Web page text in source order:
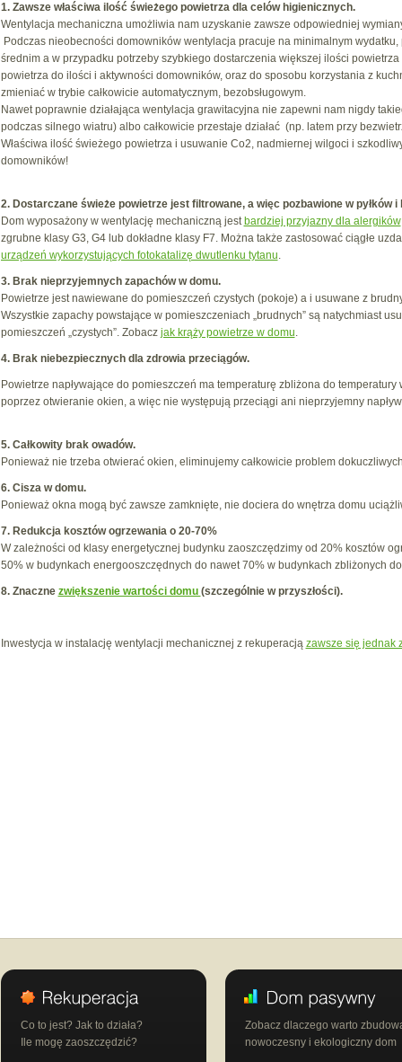
1. Zawsze właściwa ilość świeżego powietrza dla celów higienicznych.
Wentylacja mechaniczna umożliwia nam uzyskanie zawsze odpowiedniej
Podczas nieobecności domowników wentylacja pracuje na minimalnym
średnim a w przypadku potrzeby szybkiego dostarczenia większej ilości
powietrza do ilości i aktywności domowników, oraz do sposobu korzystania z
zmieniać w trybie całkowicie automatycznym, bezobsługowym.
Nawet poprawnie działająca wentylacja grawitacyjna nie zapewni nam nigdy
podczas silnego wiatru) albo całkowicie przestaje działać (np. latem przy
Właściwa ilość świeżego powietrza i usuwanie Co2, nadmiernej wilgoci i
domowników!
2. Dostarczane świeże powietrze jest filtrowane, a więc pozbawione w pyłków i
Dom wyposażony w wentylację mechaniczną jest bardziej przyjazny dla alergików
zgrubne klasy G3, G4 lub dokładne klasy F7. Można także zastosować ciągłe
urządzeń wykorzystujących fotokatalizę dwutlenku tytanu.
3. Brak nieprzyjemnych zapachów w domu.
Powietrze jest nawiewane do pomieszczeń czystych (pokoje) a i usuwane z
Wszystkie zapachy powstające w pomieszczeniach „brudnych” są natychmiast
pomieszczeń „czystych”. Zobacz jak krąży powietrze w domu.
4. Brak niebezpiecznych dla zdrowia przeciągów.
Powietrze napływające do pomieszczeń ma temperaturę zbliżona do
poprzez otwieranie okien, a więc nie występują przeciągi ani nieprzyjemny
5. Całkowity brak owadów.
Ponieważ nie trzeba otwierać okien, eliminujemy całkowicie problem
6. Cisza w domu.
Ponieważ okna mogą być zawsze zamknięte, nie dociera do wnętrza domu
7. Redukcja kosztów ogrzewania o 20-70%
W zależności od klasy energetycznej budynku zaoszczędzimy od 20% kosztów
50% w budynkach energooszczędnych do nawet 70% w budynkach zbliżonych
8. Znaczne zwiększenie wartości domu (szczególnie w przyszłości).
Inwestycja w instalację wentylacji mechanicznej z rekuperacją zawsze się jednak
Co to jest? Jak to działa?
Ile mogę zaoszczędzić?
Zobacz dlaczego warto
nowoczesny i ekologiczny dom